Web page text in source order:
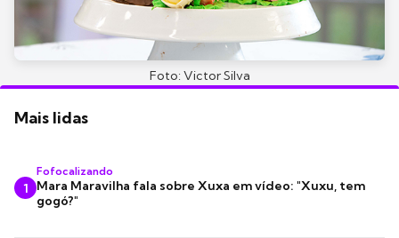
Foto: Victor Silva
Mais lidas
1
Fofocalizando
Mara Maravilha fala sobre Xuxa em vídeo: "Xuxu, tem
gogó?"